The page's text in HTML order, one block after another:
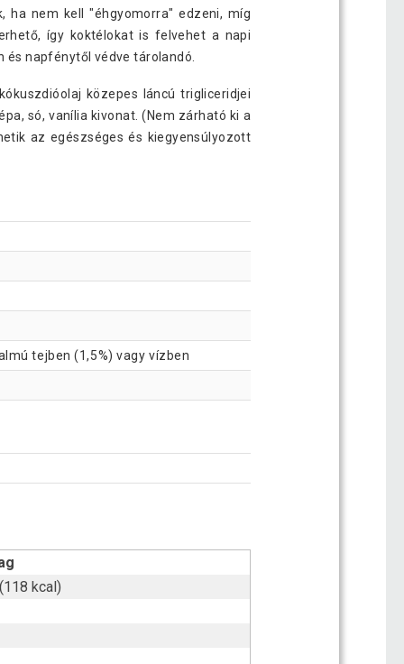
ha nem kell "éhgyomorra" edzeni, míg
így koktélokat is felvehet a napi
és napfénytől védve tárolandó.
közepes láncú trigliceridjei
só, vanília kivonat. (Nem zárható ki a
az egészséges és kiegyensúlyozott
tejben (1,5%) vagy vízben
kcal)